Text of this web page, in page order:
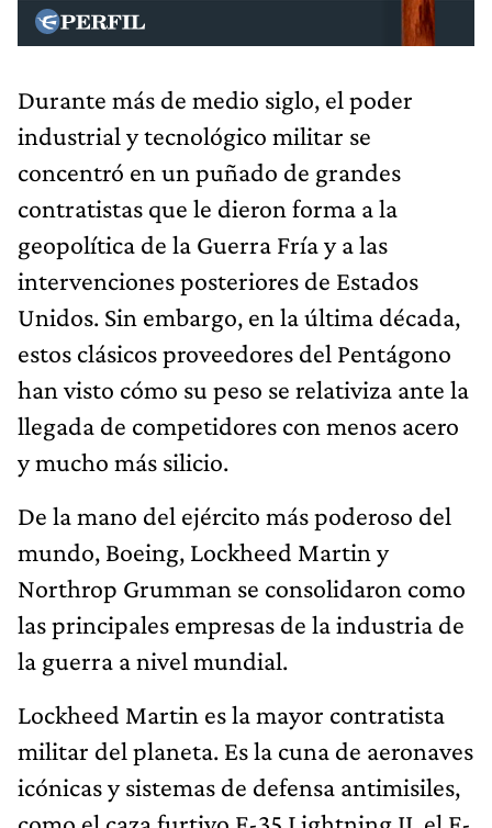
Durante más de medio siglo, el poder
industrial y tecnológico militar se
concentró en un puñado de grandes
contratistas que le dieron forma a la
geopolítica de la Guerra Fría y a las
intervenciones posteriores de Estados
Unidos. Sin embargo, en la última década,
estos clásicos proveedores del Pentágono
han visto cómo su peso se relativiza ante la
llegada de competidores con menos acero
y mucho más silicio.
De la mano del ejército más poderoso del
mundo, Boeing, Lockheed Martin y
Northrop Grumman se consolidaron como
las principales empresas de la industria de
la guerra a nivel mundial.
Lockheed Martin es la mayor contratista
militar del planeta. Es la cuna de aeronaves
icónicas y sistemas de defensa antimisiles,